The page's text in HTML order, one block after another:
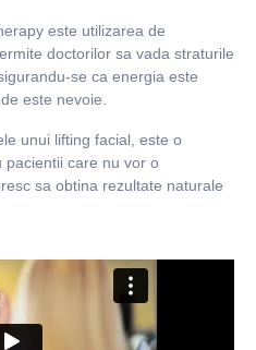
este utilizarea de
doctorilor sa vada straturile
se ca energia este
este nevoie.
unui lifting facial, este o
pacientii care nu vor o
sa obtina rezultate naturale